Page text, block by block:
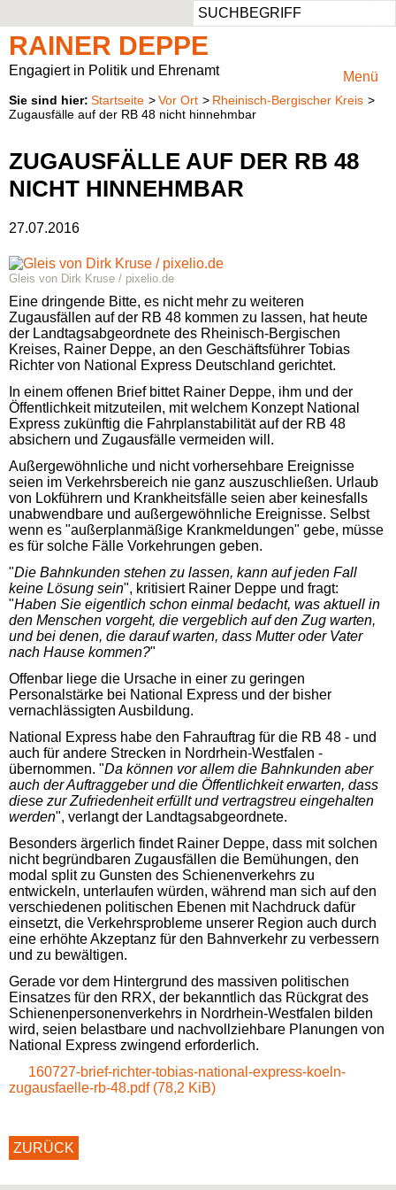
RAINER DEPPE
Engagiert in Politik und Ehrenamt Menü
Startseite Vor Ort
Rheinisch-Bergischer Kreis
Zugausfälle auf der RB 48 nicht hinnehmbar
ZUGAUSFÄLLE AUF DER RB 48
NICHT HINNEHMBAR
27.07.2016
Gleis von Dirk Kruse / pixelio.de
Eine dringende Bitte, es nicht mehr zu weiteren
Zugausfällen auf der RB 48 kommen zu lassen, hat heute
der Landtagsabgeordnete des Rheinisch-Bergischen
Kreises, Rainer Deppe, an den Geschäftsführer Tobias
Richter von National Express Deutschland gerichtet.
In einem offenen Brief bittet Rainer Deppe, ihm und der
Öffentlichkeit mitzuteilen, mit welchem Konzept National
Express zukünftig die Fahrplanstabilität auf der RB 48
absichern und Zugausfälle vermeiden will.
Außergewöhnliche und nicht vorhersehbare Ereignisse
seien im Verkehrsbereich nie ganz auszuschließen. Urlaub
von Lokführern und Krankheitsfälle seien aber keinesfalls
unabwendbare und außergewöhnliche Ereignisse. Selbst
wenn es "außerplanmäßige Krankmeldungen" gebe, müsse
es für solche Fälle Vorkehrungen geben.
"Die Bahnkunden stehen zu lassen, kann auf jeden Fall
keine Lösung sein", kritisiert Rainer Deppe und fragt:
"Haben Sie eigentlich schon einmal bedacht, was aktuell in
den Menschen vorgeht, die vergeblich auf den Zug warten,
und bei denen, die darauf warten, dass Mutter oder Vater
nach Hause kommen?"
Offenbar liege die Ursache in einer zu geringen
Personalstärke bei National Express und der bisher
vernachlässigten Ausbildung.
National Express habe den Fahrauftrag für die RB 48 - und
auch für andere Strecken in Nordrhein-Westfalen -
übernommen. "Da können vor allem die Bahnkunden aber
auch der Auftraggeber und die Öffentlichkeit erwarten, dass
diese zur Zufriedenheit erfüllt und vertragstreu eingehalten
werden", verlangt der Landtagsabgeordnete.
Besonders ärgerlich findet Rainer Deppe, dass mit solchen
nicht begründbaren Zugausfällen die Bemühungen, den
modal split zu Gunsten des Schienenverkehrs zu
entwickeln, unterlaufen würden, während man sich auf den
verschiedenen politischen Ebenen mit Nachdruck dafür
einsetzt, die Verkehrsprobleme unserer Region auch durch
eine erhöhte Akzeptanz für den Bahnverkehr zu verbessern
und zu bewältigen.
Gerade vor dem Hintergrund des massiven politischen
Einsatzes für den RRX, der bekanntlich das Rückgrat des
Schienenpersonenverkehrs in Nordrhein-Westfalen bilden
wird, seien belastbare und nachvollziehbare Planungen von
National Express zwingend erforderlich.
160727-brief-richter-tobias-national-express-koeln-
zugausfaelle-rb-48.pdf (78,2 KiB)
ZURÜCK
Aus dem Landtag
Pressemeldungen
Besuchergruppen
Reden
Anträge
Positionspapiere
Wahlprüfsteine
Privater Werdegang
Beruflicher Werdegang
Politischer Werdegang
Aufgaben
Vorsitzender des Regionalrats Köln
Kreistagsabgeordneter
Rheinisch-Bergischer Kreis
Presse & Fotos
Kontaktformular